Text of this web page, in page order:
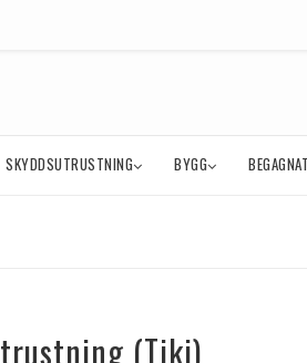
SKYDDSUTRUSTNING BYGG
(Tiki)